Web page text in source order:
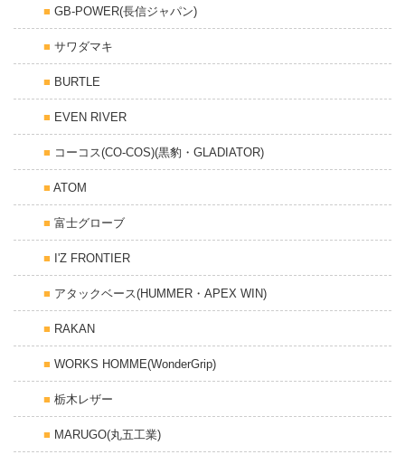
GB-POWER(長信ジャパン)
サワダマキ
BURTLE
EVEN RIVER
コーコス(CO-COS)(黒豹・GLADIATOR)
ATOM
富士グローブ
I'Z FRONTIER
アタックベース(HUMMER・APEX WIN)
RAKAN
WORKS HOMME(WonderGrip)
栃木レザー
MARUGO(丸五工業)